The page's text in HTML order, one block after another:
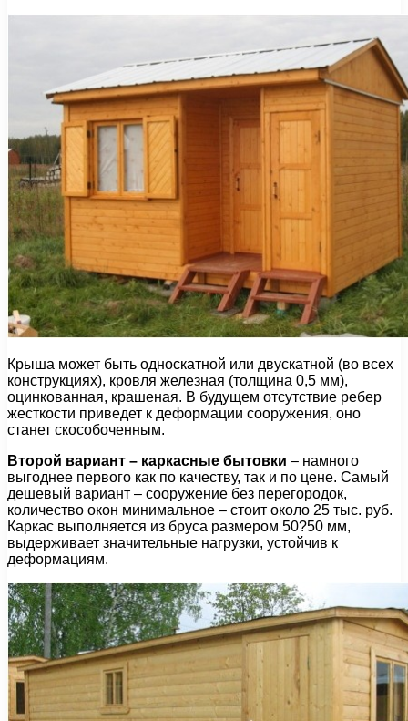
Крыша может быть односкатной или двускатной (во всех
конструкциях), кровля железная (толщина 0,5 мм),
оцинкованная, крашеная. В будущем отсутствие ребер
жесткости приведет к деформации сооружения, оно
станет скособоченным.
Второй вариант – каркасные бытовки – намного
выгоднее первого как по качеству, так и по цене. Самый
дешевый вариант – сооружение без перегородок,
количество окон минимальное – стоит около 25 тыс. руб.
Каркас выполняется из бруса размером 50?50 мм,
выдерживает значительные нагрузки, устойчив к
деформациям.